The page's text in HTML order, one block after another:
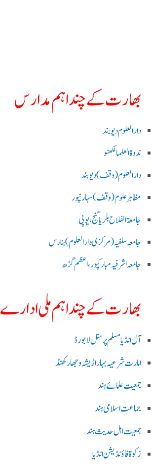
بھارت کے چند اہم مدارس
دارالعلوم دیوبند
ندوۃالعلما لکھنو
دارالعلوم (وقف)دیوبند
مظاہرعلوم (وقف)سہارنپور
جامعۃ الفلاح بلریاگنج،یوپی
جامعہ سلفیہ(مرکزی دارالعلوم )بنارس
جامعہ اشرفیہ مبارکپور،اعظم گڑھ
بھارت کے چند اہم ملی ادارے
آل انڈیا مسلم پرسنل لا بورڈ
امارت شرعیہ بہار اڑیشہ و جھارکھنڈ
جمعیت علمائے ہند
جماعت اسلامی ہند
جمعیت اہل حدیث ہند
زکوۃ فاؤنڈیشن انڈیا